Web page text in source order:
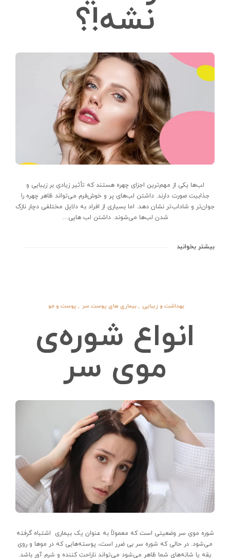
نشه!؟
لب‌‌ها یکی از مهم‌ترین اجزای چهره هستند که تأثیر زیادی بر زیبایی و
جذابیت صورت دارند. داشتن لب‌های پر و خوش‌فرم می‌تواند ظاهر چهره را
جوان‌تر و شاداب‌تر نشان دهد. اما بسیاری از افراد به دلایل مختلفی دچار نازک
شدن لب‌ها می‌شوند. داشتن لب هایی…
بیشتر بخوانید
بهداشت و زیبایی ,بیماری های پوست سر , پوست و مو
انواع شوره‌ی
موی سر
شوره موی سر وضعیتی است که معمولاً به عنوان یک بیماری اشتباه گرفته
می‌شود. در حالی که شوره سر بی ضرر است، پوسته‌‌هایی که در مو‌ها و روی
یقه یا شانه‌‌های شما ظاهر می‌شود می‌تواند ناراحت کننده و شرم آور باشد.